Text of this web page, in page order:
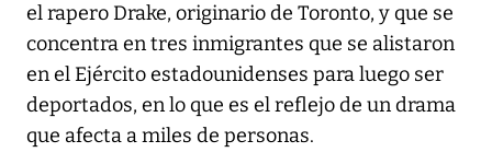
el rapero Drake, originario de Toronto, y que se
concentra en tres inmigrantes que se alistaron
en el Ejército estadounidenses para luego ser
deportados, en lo que es el reflejo de un drama
que afecta a miles de personas.